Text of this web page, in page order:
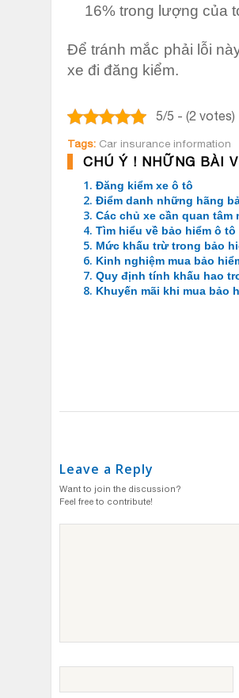
16% trong lượng của
Để tránh mắc phải lỗi
xe đi đăng kiểm.
5/5 - (2 votes)
Tags: Car insurance information
CHÚ Ý ! NHỮNG BÀI
1. Đăng kiểm xe ô tô
2. Điểm danh những hãng
3. Các chủ xe cần quan
4. Tìm hiểu về bảo hiểm ô tô
5. Mức khấu trừ trong bảo
6. Kinh nghiệm mua bảo
7. Quy định tính khấu hao
8. Khuyến mãi khi mua bảo
Leave a Reply
Want to join the discussion?
Feel free to contribute!